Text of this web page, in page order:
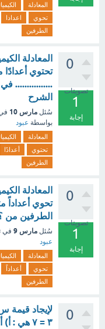
المعادلة
تحوي
اعدادا
الطرفين
0
تصويتات
1
إجابة
المعادلة
تحتوي
................
الشرح
سُئل مارس 10
بواسطة عبود
المعادلة
تحتوي
أعدادًا
الطرفين
0
تصويتات
1
إجابة
المعادلة
تحوي أعداداً
الطرفين من
سُئل مارس 9 في
عبود
المعادلة
تحوي
أعداداً
الطرفين
0
لإيجاد قيمة